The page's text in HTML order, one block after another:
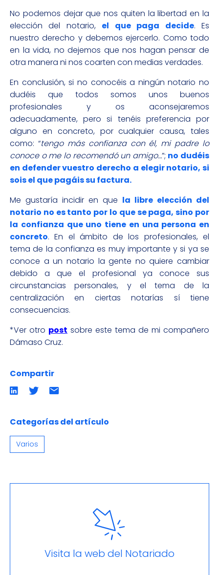
No podemos dejar que nos quiten la libertad en la
elección del notario, el que paga decide. Es
nuestro derecho y debemos ejercerlo. Como todo
en la vida, no dejemos que nos hagan pensar de
otra manera ni nos coarten con medias verdades.
En conclusión, si no conocéis a ningún notario no
dudéis que todos somos unos buenos
profesionales y os aconsejaremos
adecuadamente, pero si tenéis preferencia por
alguno en concreto, por cualquier causa, tales
como: “tengo más confianza con él, mi padre lo
conoce o me lo recomendó un amigo…”; no dudéis
en defender vuestro derecho a elegir notario, si
sois el que pagáis su factura.
Me gustaría incidir en que la libre elección del
notario no es tanto por lo que se paga, sino por
la confianza que uno tiene en una persona en
concreto. En el ámbito de los profesionales, el
tema de la confianza es muy importante y si ya se
conoce a un notario la gente no quiere cambiar
debido a que el profesional ya conoce sus
circunstancias personales, y el tema de la
centralización en ciertas notarías sí tiene
consecuencias.
*Ver otro post sobre este tema de mi compañero
Dámaso Cruz.
Compartir
Compartir
en
Compartir
en
Compartir
por
email
Categorías del artículo
Varios
Visita la web del Notariado